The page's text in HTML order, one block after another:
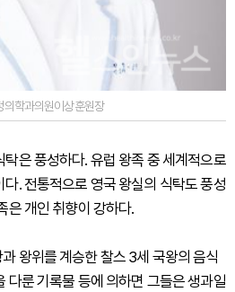
의학과의원이상훈원장
은 풍성하다. 유럽 왕족 중 세계적으로
. 전통적으로 영국 왕실의 식탁도 풍성
은 개인 취향이 강하다.
왕위를 계승한 찰스 3세 국왕의 음식
다룬 기록물 등에 의하면 그들은 생과일